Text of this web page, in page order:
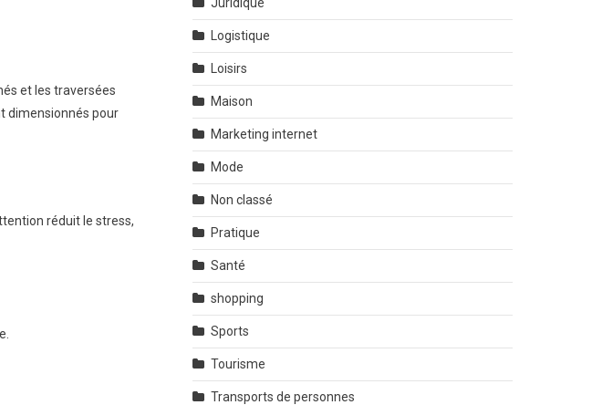
et les traversées
dimensionnés pour
réduit le stress,
Logistique
Loisirs
Maison
Marketing internet
Mode
Non classé
Pratique
Santé
shopping
Sports
Tourisme
Transports de personnes